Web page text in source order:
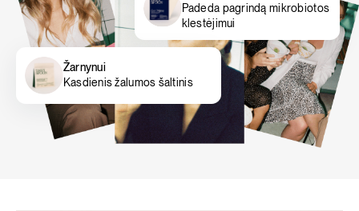
Padeda pagrindą mikrobiotos
klestėjimui
Žarnynui
Kasdienis žalumos šaltinis